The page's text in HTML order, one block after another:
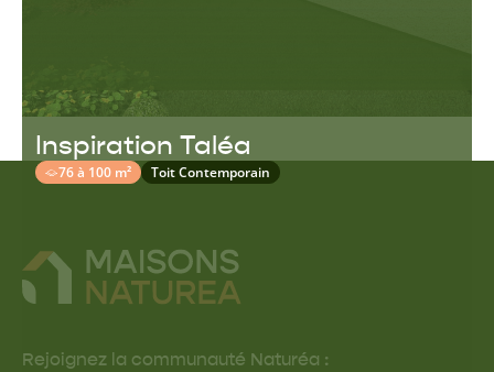
Inspiration Taléa
76 à 100 m² Toit Contemporain
Rejoignez la communauté Naturéa :